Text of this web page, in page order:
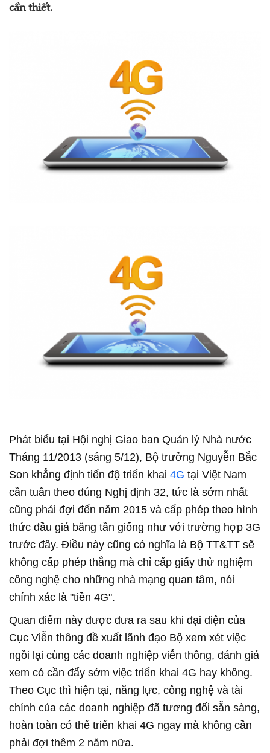
cần thiết.
Phát biểu tại Hội nghị Giao ban Quản lý Nhà nước
Tháng 11/2013 (sáng 5/12), Bộ trưởng Nguyễn Bắc
Son khẳng định tiến độ triển khai 4G tại Việt Nam
cần tuân theo đúng Nghị định 32, tức là sớm nhất
cũng phải đợi đến năm 2015 và cấp phép theo hình
thức đầu giá băng tần giống như với trường hợp 3G
trước đây. Điều này cũng có nghĩa là Bộ TT&TT sẽ
không cấp phép thẳng mà chỉ cấp giấy thử nghiệm
công nghệ cho những nhà mạng quan tâm, nói
chính xác là "tiền 4G".
Quan điểm này được đưa ra sau khi đại diện của
Cục Viễn thông đề xuất lãnh đạo Bộ xem xét việc
ngồi lại cùng các doanh nghiệp viễn thông, đánh giá
xem có cần đẩy sớm việc triển khai 4G hay không.
Theo Cục thì hiện tại, năng lực, công nghệ và tài
chính của các doanh nghiệp đã tương đối sẵn sàng,
hoàn toàn có thể triển khai 4G ngay mà không cần
phải đợi thêm 2 năm nữa.